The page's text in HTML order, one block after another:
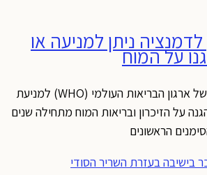
לדמנציה ניתן למניעה או
על המוח
עדכון ההנחיות הרשמי של ארגון הבריאות העולמי (WHO) למניעת
– יולי 2026 "הגנה על הזיכרון ובריאות המוח מתחילה שנים
הראשונים